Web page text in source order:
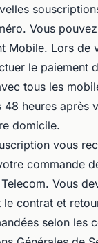
Vous
Mobile. Lors de
le paiement
tous les
48 heures après
domicile.
vous
commande
Vous
le contrat et
selon les